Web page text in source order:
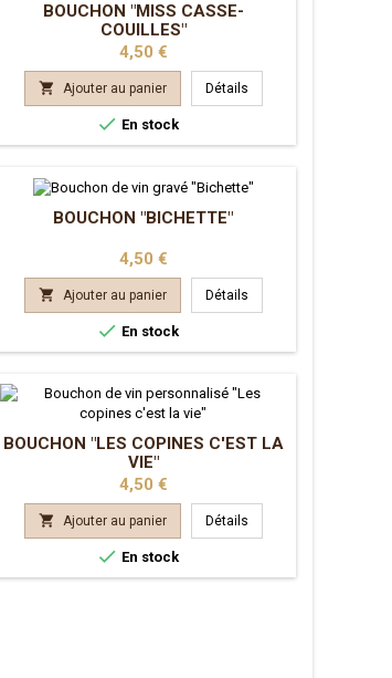
BOUCHON "MISS CASSE-
COUILLES"
Prix
4,50 €
 Ajouter au panier Détails
 En stock
BOUCHON "BICHETTE"
Prix
4,50 €
 Ajouter au panier Détails
 En stock
BOUCHON "LES COPINES C'EST LA
VIE"
Prix
4,50 €
 Ajouter au panier Détails
 En stock